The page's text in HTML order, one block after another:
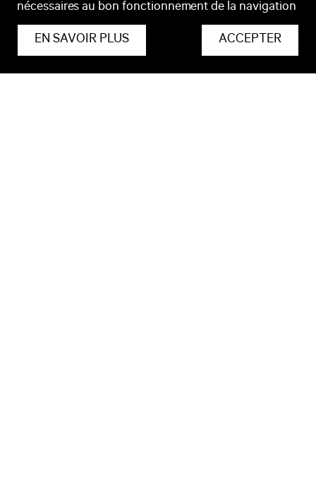
nécessaires au bon fonctionnement de la navigation
EN SAVOIR PLUS ACCEPTER